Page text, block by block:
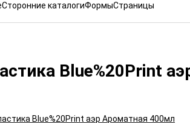
Сторонние каталогиФормыСтраницы
Blue%20Print